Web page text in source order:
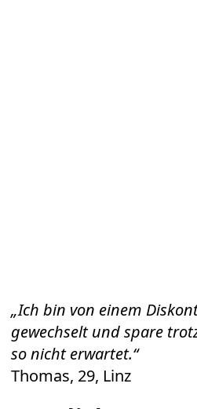
„Ich bin von einem
gewechselt und spare
so nicht erwartet.“
Thomas, 29, Linz